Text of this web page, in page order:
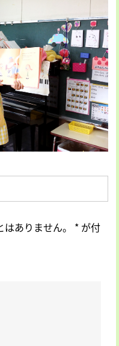
ありません。 * が付